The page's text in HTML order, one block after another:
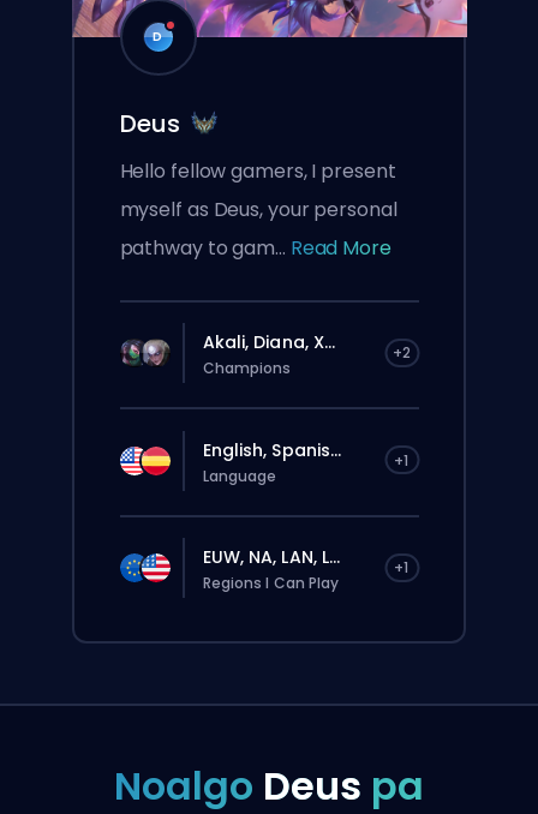
D
Deus
Hello fellow gamers, I present
myself as Deus, your personal
pathway to gam... Read More
Akali, Diana, X... +2
Champions
English, Spanis... +1
Language
EUW, NA, LAN, L... +1
Regions I Can Play
Noalgo Deus pa